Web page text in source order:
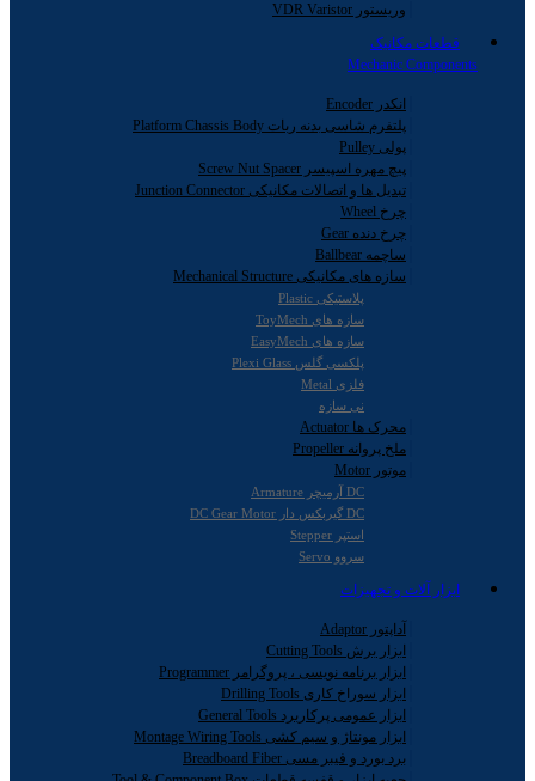
وریستور VDR Varistor
قطعات مکانیک
Mechanic Components
انکدر Encoder
پلتفرم شاسی بدنه ربات Platform Chassis Body
پولی Pulley
پیچ مهره اسپیسر Screw Nut Spacer
تبدیل ها و اتصالات مکانیکی Junction Connector
چرخ Wheel
چرخ دنده Gear
ساچمه Ballbear
سازه های مکانیکی Mechanical Structure
پلاستیکی Plastic
سازه های ToyMech
سازه های EasyMech
پلکسی گلس Plexi Glass
فلزی Metal
نی سازه
محرک ها Actuator
ملخ پروانه Propeller
موتور Motor
DC آرمیچر Armature
DC گیربکس دار DC Gear Motor
استپر Stepper
سروو Servo
ابزار آلات و تجهیزات
آداپتور Adaptor
ابزار برش Cutting Tools
ابزار برنامه نویسی ، پروگرامر Programmer
ابزار سوراخ کاری Drilling Tools
ابزار عمومی پرکاربرد General Tools
ابزار مونتاژ و سیم کشی Montage Wiring Tools
برد بورد و فیبر مسی Breadboard Fiber